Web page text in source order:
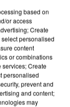
based on
or access
Create
personalised
content
or combinations
Create
personalised
prevent and
and content;
may